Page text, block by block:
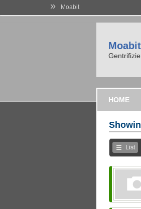
» Moabit
Moabit
HOME
List